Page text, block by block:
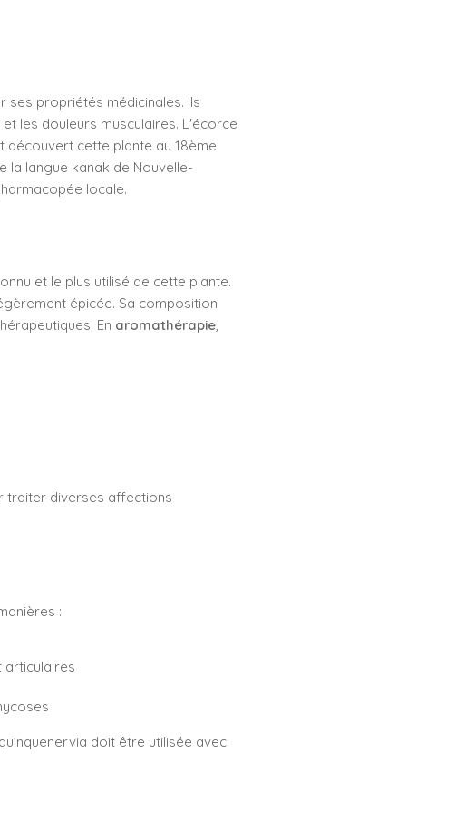
ses propriétés médicinales. Ils
les douleurs musculaires. L'écorce
cette plante au 18ème
la langue kanak de Nouvelle-
locale.
et le plus utilisé de cette plante.
épicée. Sa composition
En aromathérapie,
traiter diverses affections
:
articulaires
doit être utilisée avec